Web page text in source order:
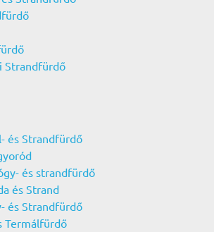
Strandfürdő
és Strandfürdő
és strandfürdő
és Strand
és Strandfürdő
Termálfürdő